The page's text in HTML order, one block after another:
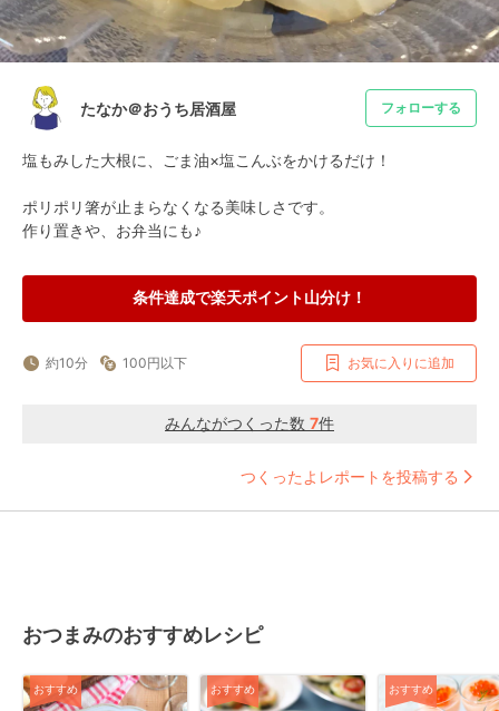
たなか＠おうち居酒屋 フォローする
塩もみした大根に、ごま油×塩こんぶをかけるだけ！
ポリポリ箸が止まらなくなる美味しさです。
作り置きや、お弁当にも♪
条件達成で楽天ポイント山分け！
約10分 100円以下 お気に入りに追加
みんながつくった数 7件
つくったよレポートを投稿する
おつまみのおすすめレシピ
おすすめ おすすめ おすすめ